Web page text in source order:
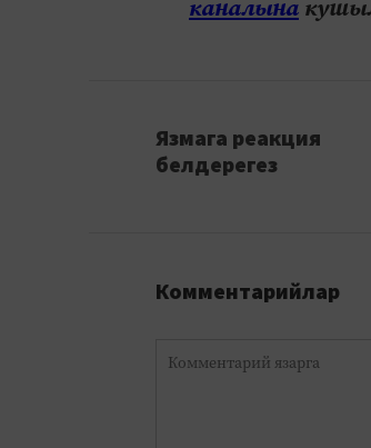
каналына
Язмага реакция
белдерегез
Комментарийлар